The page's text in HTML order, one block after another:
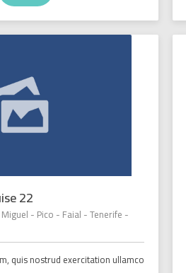
22 Days Atlantic cruise
- Pico - Faial - Tenerife -
quis nostrud exercitation ullamco